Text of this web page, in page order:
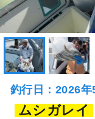
釣行日：2026
ムシガレイ